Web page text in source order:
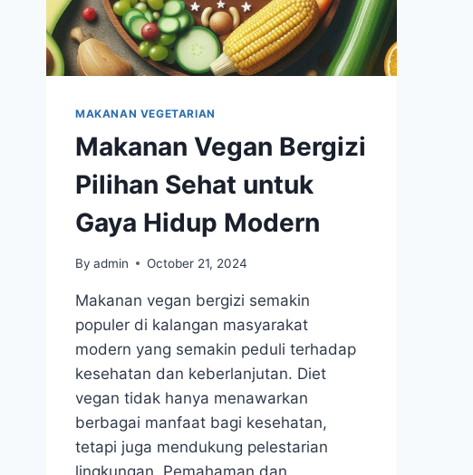
MAKANAN VEGETARIAN
Makanan Vegan Bergizi
Pilihan Sehat untuk
Gaya Hidup Modern
By admin October 21, 2024
Makanan vegan bergizi semakin
populer di kalangan masyarakat
modern yang semakin peduli terhadap
kesehatan dan keberlanjutan. Diet
vegan tidak hanya menawarkan
berbagai manfaat bagi kesehatan,
tetapi juga mendukung pelestarian
lingkungan. Pemahaman dan